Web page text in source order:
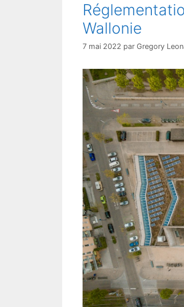
Wallonie
7 mai 2022 par Gregory